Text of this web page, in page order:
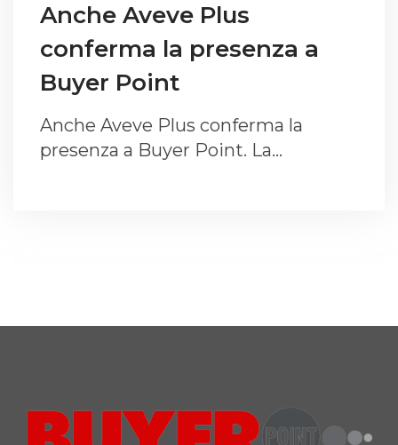
Anche Aveve Plus
conferma la presenza a
Buyer Point
Anche Aveve Plus conferma la
presenza a Buyer Point. La…